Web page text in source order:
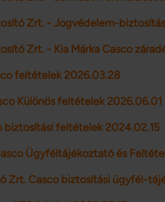
Zrt. - Jogvédelem-
Zrt. - Kia Márka Casco
feltételek 2026.03.28
Különös feltételek 2026.06.01
biztosítási feltételek 2024.02.15
Ügyféltájékoztató és
Zrt. Casco biztosítási ügyfél-